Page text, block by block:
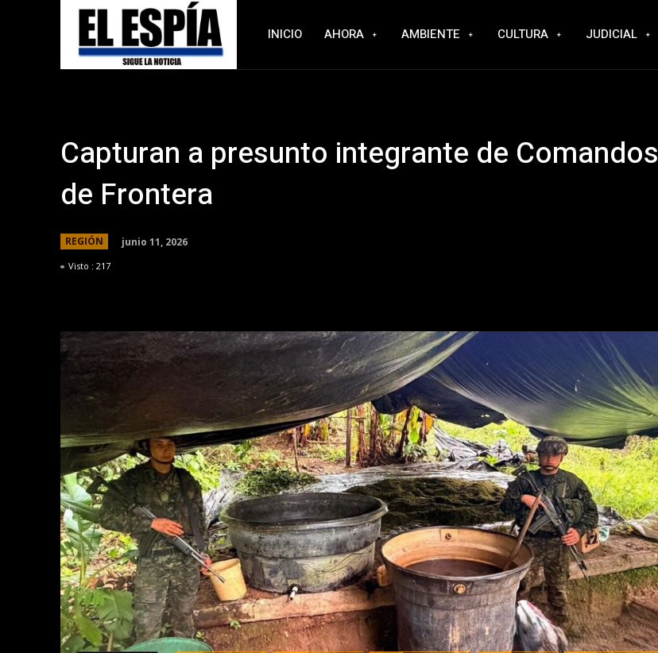
INICIO AHORA AMBIENTE CULTURA JUDICIAL
Capturan a presunto integrante de Comandos
de Frontera
REGIÓN junio 11, 2026
Visto : 217